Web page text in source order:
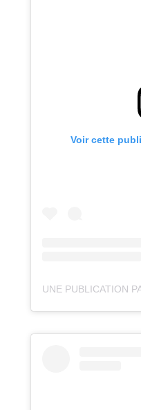
Voir cette